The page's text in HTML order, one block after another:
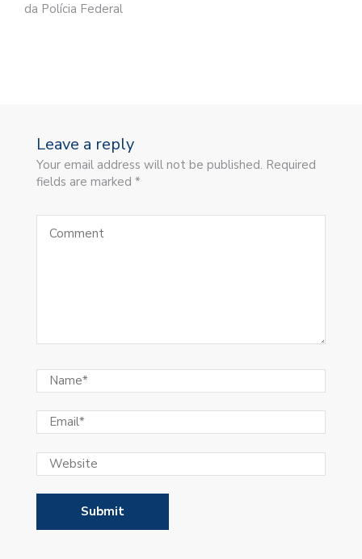
da Polícia Federal
Leave a reply
Your email address will not be published. Required
fields are marked *